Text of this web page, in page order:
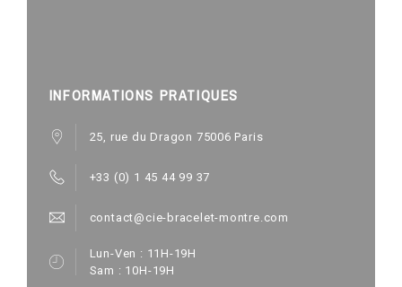
INFORMATIONS PRATIQUES
25, rue du Dragon 75006 Paris
+33 (0) 1 45 44 99 37
contact@cie-bracelet-montre.com
Lun-Ven : 11H-19H
Sam : 10H-19H